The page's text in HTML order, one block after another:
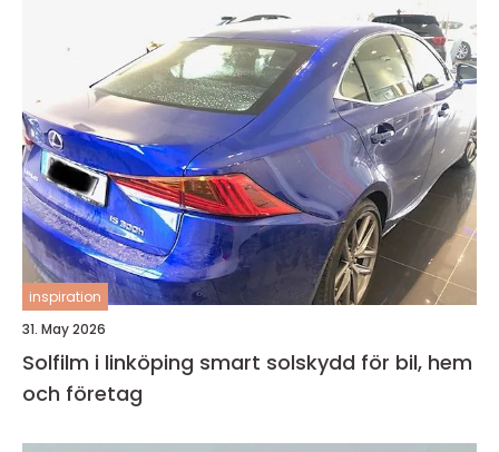
inspiration
31. May 2026
Solfilm i linköping smart solskydd för bil, hem
och företag